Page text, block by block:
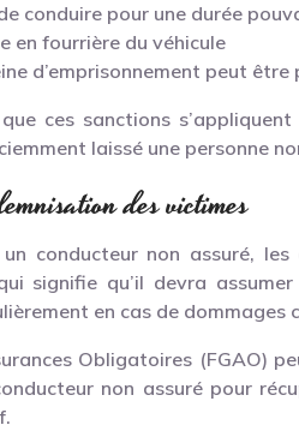
conduire pour une durée
en fourrière du véhicule
d’emprisonnement peut être
ces sanctions
laissé une personne
des victimes
conducteur non assuré,
signifie qu’il devra
en cas de dommages
Obligatoires (FGAO)
non assuré pour